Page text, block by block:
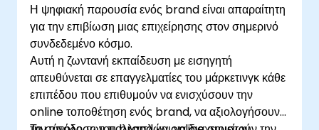
Η ψηφιακή παρουσία ενός brand είναι απαραίτητη
για την επιβίωση μιας επιχείρησης στον σημερινό
συνδεδεμένο κόσμο.
Αυτή η ζωντανή εκπαίδευση με εισηγητή
απευθύνεται σε επαγγελματίες του μάρκετινγκ κάθε
επιπέδου που επιθυμούν να ενισχύσουν την
online τοποθέτηση ενός brand, να αξιολογήσουν